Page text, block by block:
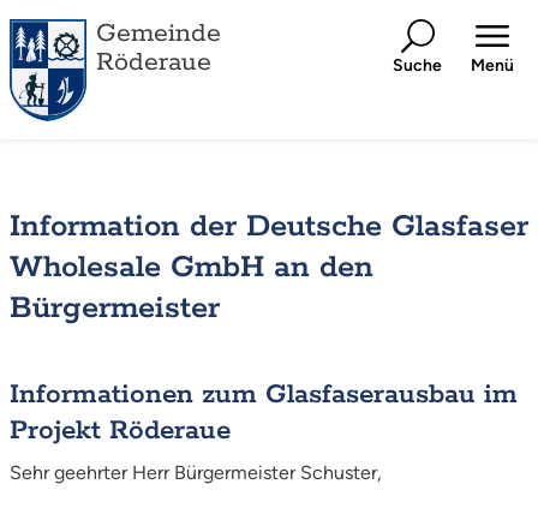
Gemeinde
Röderaue
Suche Menü
Information der Deutsche Glasfaser
Wholesale GmbH an den
Bürgermeister
Informationen zum Glasfaserausbau im
Projekt Röderaue
Sehr geehrter Herr Bürgermeister Schuster,